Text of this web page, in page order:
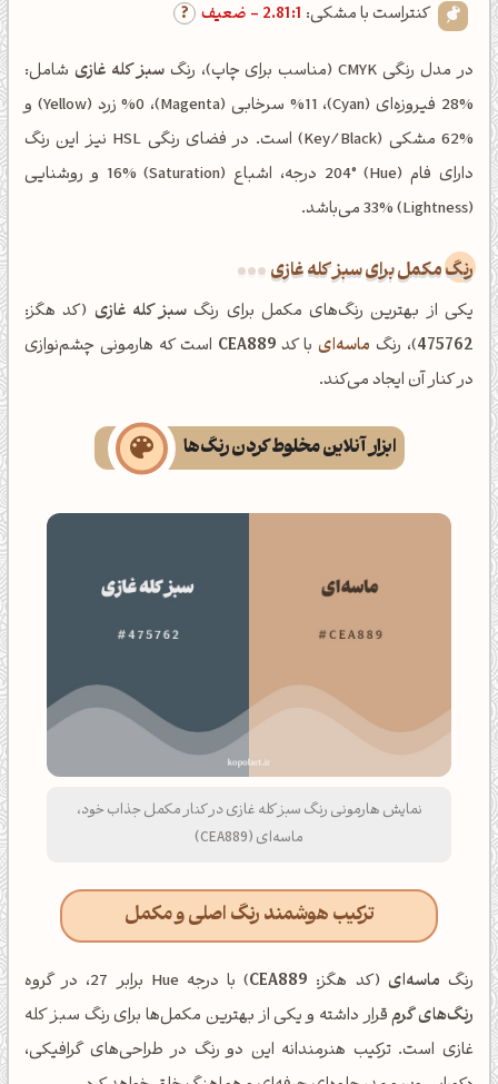
کنتراست با مشکی: 2.81:1 - ضعیف
در مدل رنگی CMYK (مناسب برای چاپ)، رنگ سبز کله غازی شامل:
%28 فیروزه‌ای (Cyan)، %11 سرخابی (Magenta)، %0 زرد (Yellow) و
%62 مشکی (Key/Black) است. در فضای رنگی HSL نیز این رنگ
دارای فام (Hue) 204° درجه، اشباع (Saturation) 16% و روشنایی
(Lightness) 33% می‌باشد.
رنگ مکمل برای سبز کله غازی
یکی از بهترین رنگ‌های مکمل برای رنگ سبز کله غازی (کد هگز:
475762)، رنگ ماسه‌ایبا کد CEA889 است که هارمونی چشم‌نوازی
در کنار آن ایجاد می‌کند.
ابزار آنلاین مخلوط کردن رنگ‌ها
نمایش هارمونی رنگ سبز کله غازی در کنار مکمل جذاب خود،
ماسه‌ای (CEA889)
ترکیب هوشمند رنگ اصلی و مکمل
رنگ ماسه‌ای (کد هگز: CEA889) با درجه Hue برابر 27، در گروه
رنگ‌های گرمقرار داشته و یکی از بهترین مکمل‌ها برای رنگ سبز کله
غازی است. ترکیب هنرمندانه این دو رنگ در طراحی‌های گرافیکی،